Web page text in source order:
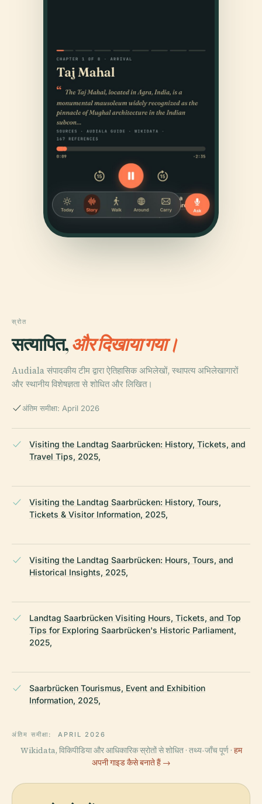
स्रोत
सत्यापित,और दिखाया गया।
Audiala संपादकीय टीम द्वारा ऐतिहासिक अभिलेखों, स्थापत्य अभिलेखागारों
और स्थानीय विशेषज्ञता से शोधित और लिखित।
अंतिम समीक्षा: April 2026
Visiting the Landtag Saarbrücken: History, Tickets, and
Travel Tips, 2025,
Visiting the Landtag Saarbrücken: History, Tours,
Tickets & Visitor Information, 2025,
Visiting the Landtag Saarbrücken: Hours, Tours, and
Historical Insights, 2025,
Landtag Saarbrücken Visiting Hours, Tickets, and Top
Tips for Exploring Saarbrücken's Historic Parliament,
2025,
Saarbrücken Tourismus, Event and Exhibition
Information, 2025,
अंतिम समीक्षा: APRIL 2026
Wikidata, विकिपीडिया और आधिकारिक स्रोतों से शोधित · तथ्य-जाँच पूर्ण · हम
अपनी गाइड कैसे बनाते हैं →